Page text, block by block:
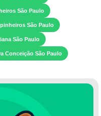
São Paulo
São Paulo
São Paulo
Conceição São Paulo